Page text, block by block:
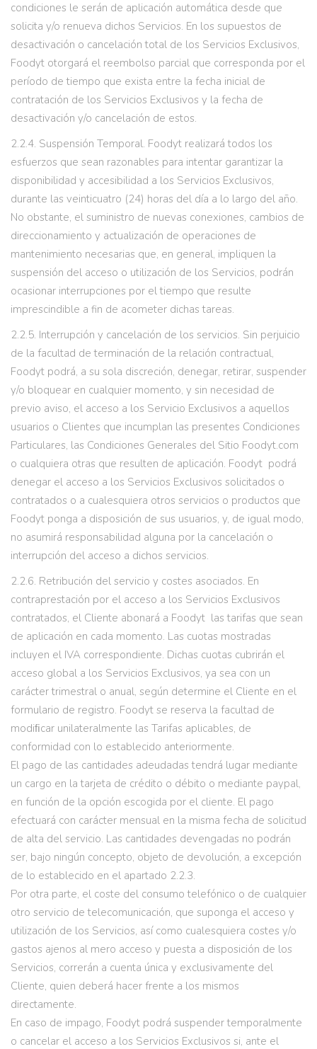
condiciones le serán de aplicación automática desde que
solicita y/o renueva dichos Servicios. En los supuestos de
desactivación o cancelación total de los Servicios Exclusivos,
Foodyt otorgará el reembolso parcial que corresponda por el
período de tiempo que exista entre la fecha inicial de
contratación de los Servicios Exclusivos y la fecha de
desactivación y/o cancelación de estos.
2.2.4. Suspensión Temporal. Foodyt realizará todos los
esfuerzos que sean razonables para intentar garantizar la
disponibilidad y accesibilidad a los Servicios Exclusivos,
durante las veinticuatro (24) horas del día a lo largo del año.
No obstante, el suministro de nuevas conexiones, cambios de
direccionamiento y actualización de operaciones de
mantenimiento necesarias que, en general, impliquen la
suspensión del acceso o utilización de los Servicios, podrán
ocasionar interrupciones por el tiempo que resulte
imprescindible a fin de acometer dichas tareas.
2.2.5. Interrupción y cancelación de los servicios. Sin perjuicio
de la facultad de terminación de la relación contractual,
Foodyt podrá, a su sola discreción, denegar, retirar, suspender
y/o bloquear en cualquier momento, y sin necesidad de
previo aviso, el acceso a los Servicio Exclusivos a aquellos
usuarios o Clientes que incumplan las presentes Condiciones
Particulares, las Condiciones Generales del Sitio Foodyt.com
o cualquiera otras que resulten de aplicación. Foodyt podrá
denegar el acceso a los Servicios Exclusivos solicitados o
contratados o a cualesquiera otros servicios o productos que
Foodyt ponga a disposición de sus usuarios, y, de igual modo,
no asumirá responsabilidad alguna por la cancelación o
interrupción del acceso a dichos servicios.
2.2.6. Retribución del servicio y costes asociados. En
contraprestación por el acceso a los Servicios Exclusivos
contratados, el Cliente abonará a Foodyt las tarifas que sean
de aplicación en cada momento. Las cuotas mostradas
incluyen el IVA correspondiente. Dichas cuotas cubrirán el
acceso global a los Servicios Exclusivos, ya sea con un
carácter trimestral o anual, según determine el Cliente en el
formulario de registro. Foodyt se reserva la facultad de
modiﬁcar unilateralmente las Tarifas aplicables, de
conformidad con lo establecido anteriormente.
El pago de las cantidades adeudadas tendrá lugar mediante
un cargo en la tarjeta de crédito o débito o mediante paypal,
en función de la opción escogida por el cliente. El pago
efectuará con carácter mensual en la misma fecha de solicitud
de alta del servicio. Las cantidades devengadas no podrán
ser, bajo ningún concepto, objeto de devolución, a excepción
de lo establecido en el apartado 2.2.3.
Por otra parte, el coste del consumo telefónico o de cualquier
otro servicio de telecomunicación, que suponga el acceso y
utilización de los Servicios, así como cualesquiera costes y/o
gastos ajenos al mero acceso y puesta a disposición de los
Servicios, correrán a cuenta única y exclusivamente del
Cliente, quien deberá hacer frente a los mismos
directamente.
En caso de impago, Foodyt podrá suspender temporalmente
o cancelar el acceso a los Servicios Exclusivos si, ante el